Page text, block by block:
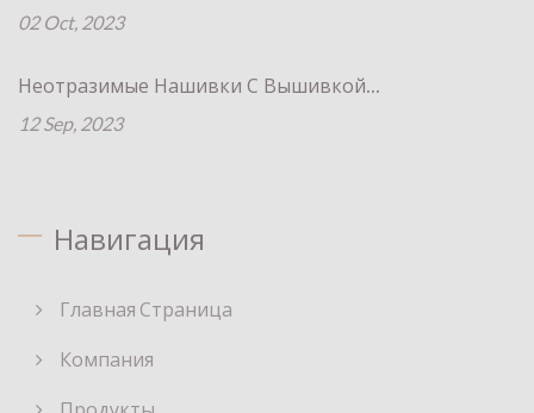
02 Oct, 2023
Неотразимые Нашивки С Вышивкой...
12 Sep, 2023
Навигация
Главная Страница
Компания